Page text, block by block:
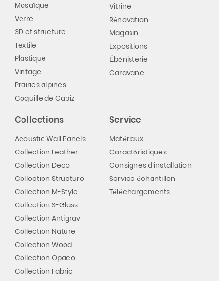
Mosaïque
Verre
3D et structure
Textile
Plastique
Vintage
Prairies alpines
Coquille de Capiz
Vitrine
Rénovation
Magasin
Expositions
Ébénisterie
Caravane
Collections
Acoustic Wall Panels
Collection Leather
Collection Deco
Collection Structure
Collection M-Style
Collection S-Glass
Collection Antigrav
Collection Nature
Collection Wood
Collection Opaco
Collection Fabric
Service
Matériaux
Caractéristiques
Consignes d’installation
Service échantillon
Téléchargements